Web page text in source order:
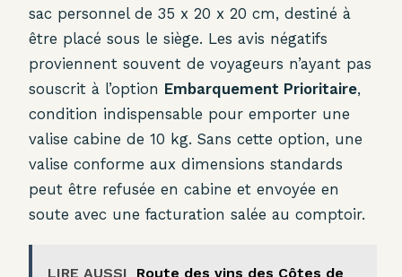
sac personnel de 35 x 20 x 20 cm, destiné à
être placé sous le siège. Les avis négatifs
proviennent souvent de voyageurs n’ayant pas
souscrit à l’option Embarquement Prioritaire,
condition indispensable pour emporter une
valise cabine de 10 kg. Sans cette option, une
valise conforme aux dimensions standards
peut être refusée en cabine et envoyée en
soute avec une facturation salée au comptoir.
LIRE AUSSI
Route des vins des Côtes de